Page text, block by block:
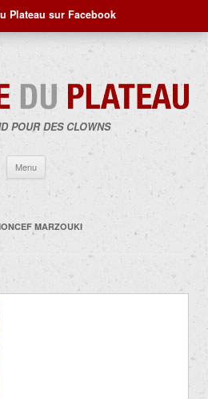
Plateau sur Facebook
POUR DES CLOWNS
Menu
contenu
MARZOUKI